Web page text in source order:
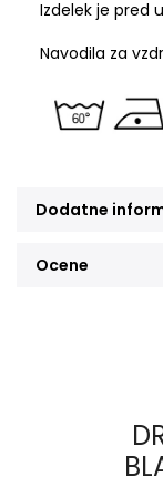
Izdelek je pred
Navodila za
Dodatne
Ocene